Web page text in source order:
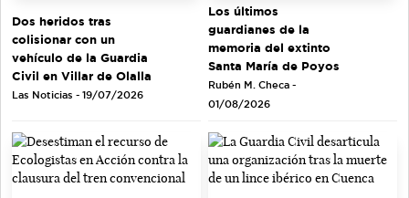
Dos heridos tras
colisionar con un
vehículo de la Guardia
Civil en Villar de Olalla
Las Noticias - 19/07/2026
Los últimos
guardianes de la
memoria del extinto
Santa María de Poyos
Rubén M. Checa -
01/08/2026